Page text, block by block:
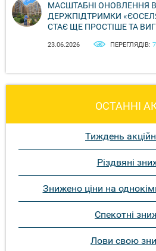
МАСШТАБНІ ОНОВЛЕННЯ
ДЕРЖПІДТРИМКИ
СТАЄ ЩЕ ПРОСТІШЕ ТА
23.06.2026 ПЕРЕГЛЯДІВ:
ОСТАННІ
Тиждень
Різдвяні
Знижено ціни на
Спекотні
Лови свою